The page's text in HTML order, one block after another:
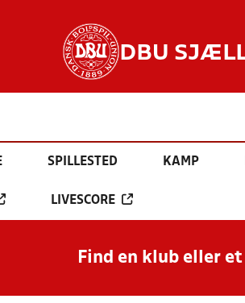
DBU
SPILLESTED KAMP
LIVESCORE
Find en klub eller et